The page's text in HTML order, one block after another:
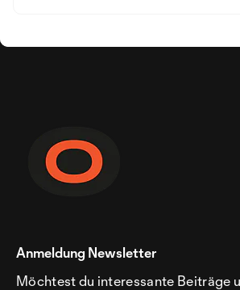
Anmeldung Newsletter
Möchtest du interessante Beiträge